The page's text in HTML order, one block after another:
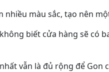
nhiều màu sắc, tạo nên
biết cửa hàng sẽ có
vẫn là đủ rộng để Gon